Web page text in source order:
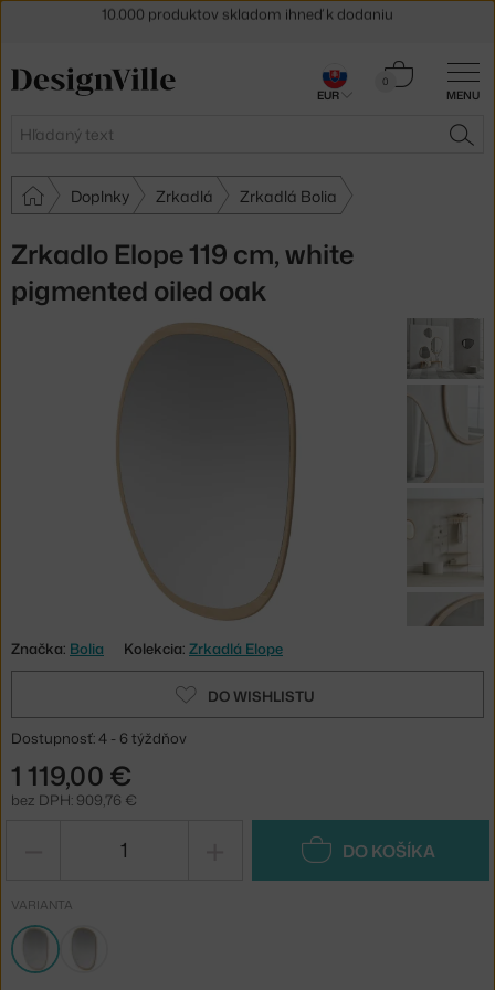
MENU
Hľadať
0
Košík
Doplnky Zrkadlá Zrkadlá Bolia
Zrkadlo Elope 119 cm, white
pigmented oiled oak
Značka: Bolia Kolekcia: Zrkadlá Elope
DO WISHLISTU
Dostupnosť: 4 - 6 týždňov
1 119,00 €
bez DPH: 909,76 €
DO KOŠÍKA
VARIANTA
30 dní na vrátenie tovaru
EUR